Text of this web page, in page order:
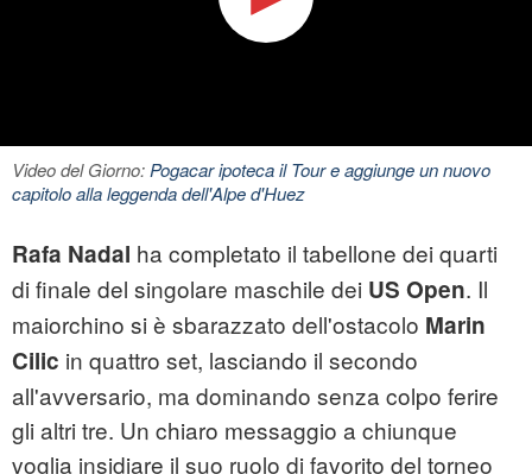
Video del Giorno:Pogacar ipoteca il Tour e aggiunge un nuovo
capitolo alla leggenda dell'Alpe d'Huez
Rafa Nadal ha completato il tabellone dei quarti
di finale del singolare maschile dei US Open. Il
maiorchino si è sbarazzato dell'ostacolo Marin
Cilic in quattro set, lasciando il secondo
all'avversario, ma dominando senza colpo ferire
gli altri tre. Un chiaro messaggio a chiunque
voglia insidiare il suo ruolo di favorito del torneo